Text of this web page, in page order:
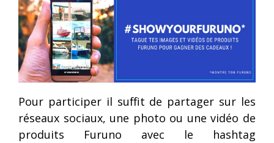
Séries
FR et
FAR
Accessoires
radar
météo
Loch doppler et Courantomètres
Compas
électroniques
et
satellitaires
Compas
Capteurs
vent
et
météo
Accessoires
vent
Pour participer il suffit de partager sur les
réseaux sociaux, une photo ou une vidéo de
produits Furuno avec le hashtag